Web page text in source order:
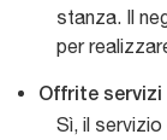
stanza. Il
per
Offrite servizi
Sì, il